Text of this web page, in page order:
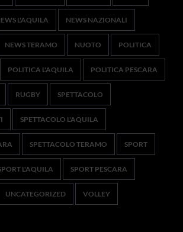
L'AQUILA NEWS NAZIONALI
NEWS TERAMO NUOTO POLITICA
POLITICA L'AQUILA POLITICA PESCARA
RUGBY SPETTACOLO
SPETTACOLO L'AQUILA
SPETTACOLO TERAMO SPORT
L'AQUILA SPORT PESCARA
UNCATEGORIZED VOLLEY